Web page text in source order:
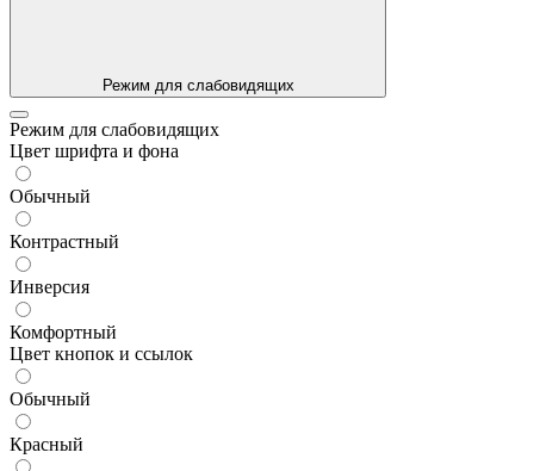
Режим для слабовидящих
Режим для слабовидящих
Цвет шрифта и фона
Обычный
Контрастный
Инверсия
Комфортный
Цвет кнопок и ссылок
Обычный
Красный